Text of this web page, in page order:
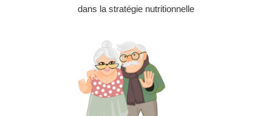
dans la stratégie nutritionnelle